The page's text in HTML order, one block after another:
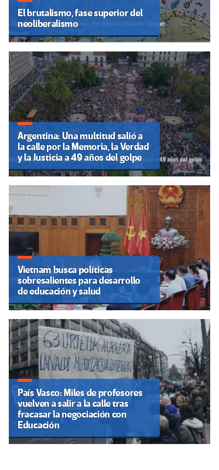
El brutalismo, fase superior del
neoliberalismo
Argentina: Una multitud salió a
la calle por la Memoria, la Verdad
y la Justicia a 49 años del golpe
Vietnam busca políticas
sobresalientes para desarrollo
de educación y salud
País Vasco: Miles de profesores
vuelven a salir a la calle tras
fracasar la negociación con
Educación